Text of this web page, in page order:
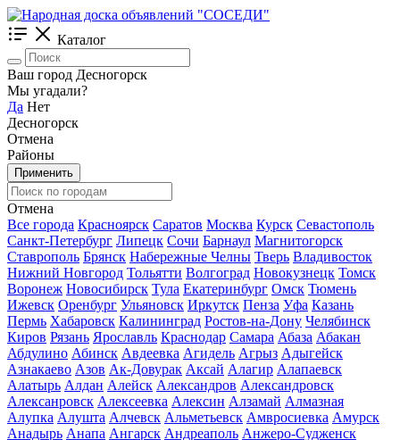
Каталог
Ваш город Десногорск
Мы угадали?
Да Нет
Десногорск
Отмена
Районы
Применить
Отмена
Все города Красноярск Саратов Москва Курск Севастополь
Санкт-Петербург Липецк Сочи Барнаул Магнитогорск
Ставрополь Брянск Набережные Челны Тверь Владивосток
Нижний Новгород Тольятти Волгоград Новокузнецк Томск
Воронеж Новосибирск Тула Екатеринбург Омск Тюмень
Ижевск Оренбург Ульяновск Иркутск Пенза Уфа Казань
Пермь Хабаровск Калининград Ростов-на-Дону Челябинск
Киров Рязань Ярославль Краснодар Самара Абаза Абакан
Абдулино Абинск Авдеевка Агидель Агрыз Адыгейск
Азнакаево Азов Ак-Довурак Аксай Алагир Алапаевск
Алатырь Алдан Алейск Александров Александровск
Алексанровск Алексеевка Алексин Алзамай Алмазная
Алупка Алушта Алчевск Альметьевск Амвросиевка Амурск
Анадырь Анапа Ангарск Андреаполь Анжеро-Судженск